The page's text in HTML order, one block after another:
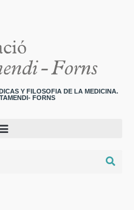
Y FILOSOFIA DE LA MEDICINA.
FORNS